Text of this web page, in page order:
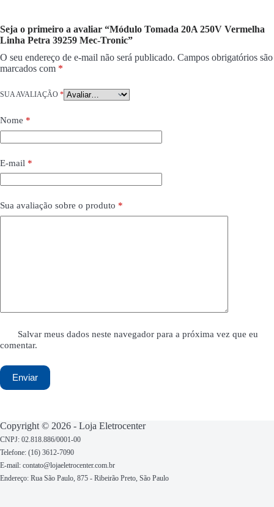
Seja o primeiro a avaliar “Módulo Tomada 20A 250V Vermelha
Linha Petra 39259 Mec-Tronic”
O seu endereço de e-mail não será publicado. Campos obrigatórios são
marcados com *
SUA AVALIAÇÃO *
Nome *
E-mail *
Sua avaliação sobre o produto *
Salvar meus dados neste navegador para a próxima vez que eu
comentar.
Enviar
Copyright © 2026 - Loja Eletrocenter
CNPJ: 02.818.886/0001-00
Telefone: (16) 3612-7090
E-mail: contato@lojaeletrocenter.com.br
Endereço: Rua São Paulo, 875 - Ribeirão Preto, São Paulo